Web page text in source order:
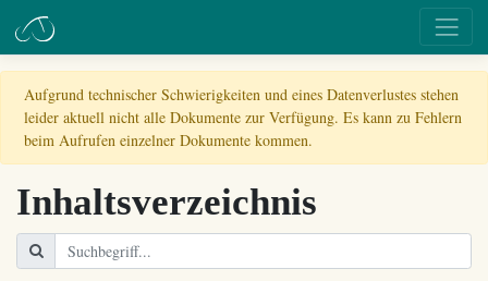
Aufgrund technischer Schwierigkeiten und eines Datenverlustes stehen
leider aktuell nicht alle Dokumente zur Verfügung. Es kann zu Fehlern
beim Aufrufen einzelner Dokumente kommen.
Inhaltsverzeichnis